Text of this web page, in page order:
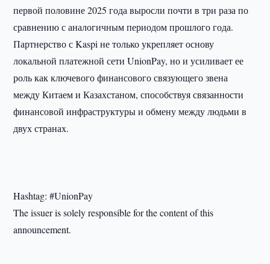
первой половине 2025 года выросли почти в три раза по
сравнению с аналогичным периодом прошлого года.
Партнерство с Kaspi не только укрепляет основу
локальной платежной сети UnionPay, но и усиливает ее
роль как ключевого финансового связующего звена
между Китаем и Казахстаном, способствуя связанности
финансовой инфраструктуры и обмену между людьми в
двух странах.
Hashtag: #UnionPay
The issuer is solely responsible for the content of this
announcement.